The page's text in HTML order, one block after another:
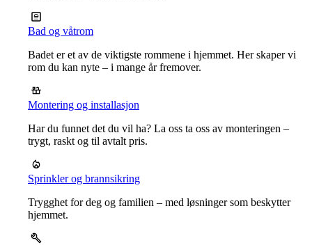
Bad og våtrom
Badet er et av de viktigste rommene i hjemmet. Her skaper vi
rom du kan nyte – i mange år fremover.
Montering og installasjon
Har du funnet det du vil ha? La oss ta oss av monteringen –
trygt, raskt og til avtalt pris.
Sprinkler og brannsikring
Trygghet for deg og familien – med løsninger som beskytter
hjemmet.